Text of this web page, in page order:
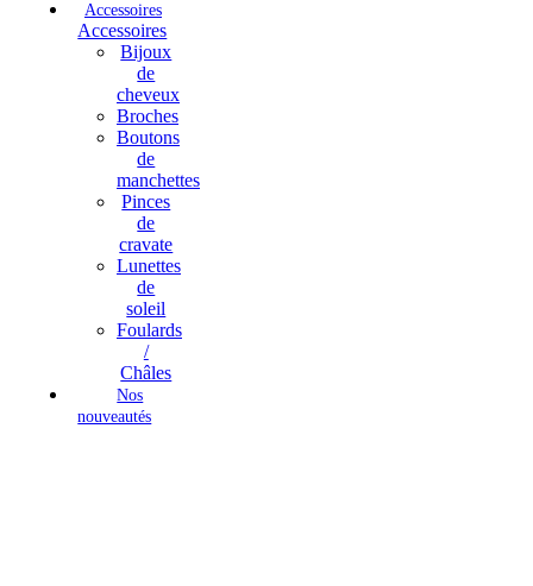
Accessoires
Accessoires
Bijoux
de
cheveux
Broches
Boutons
de
manchettes
Pinces
de
cravate
Lunettes
de
soleil
Foulards
/
Châles
Nos
nouveautés